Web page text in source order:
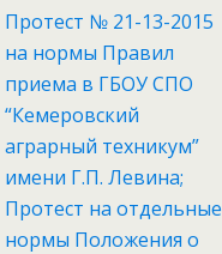
Протест № 21-13-2015
на нормы Правил
приема в ГБОУ СПО
“Кемеровский
аграрный техникум”
имени Г.П. Левина;
Протест на отдельные
нормы Положения о